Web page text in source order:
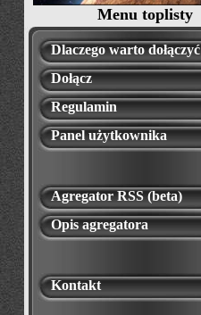
Menu toplisty
Dlaczego warto dołączyć
Dołącz
Regulamin
Panel użytkownika
Agregator RSS (beta)
Opis agregatora
Kontakt